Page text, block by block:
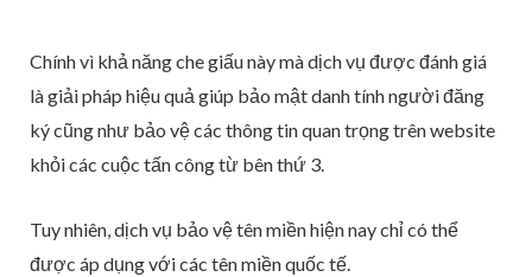
Chính vì khả năng che giấu này mà dịch vụ được đánh giá
là giải pháp hiệu quả giúp bảo mật danh tính người đăng
ký cũng như bảo vệ các thông tin quan trọng trên website
khỏi các cuộc tấn công từ bên thứ 3.
Tuy nhiên, dịch vụ bảo vệ tên miền hiện nay chỉ có thể
được áp dụng với các tên miền quốc tế.